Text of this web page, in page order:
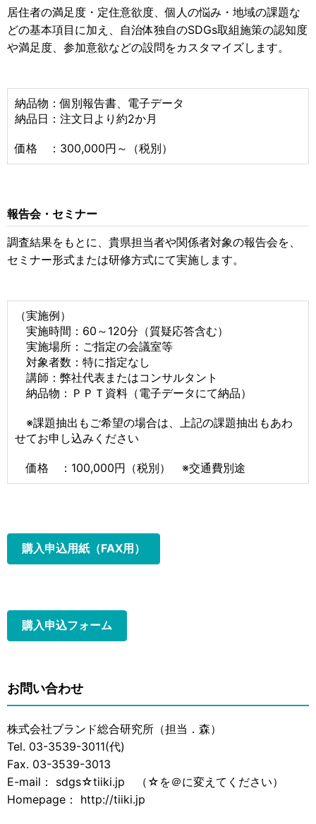
居住者の満足度・定住意欲度、個人の悩み・地域の課題な
どの基本項目に加え、自治体独自のSDGs取組施策の認知度
や満足度、参加意欲などの設問をカスタマイズします。
納品物：個別報告書、電子データ
納品日：注文日より約2か月
価格 ：300,000円～（税別）
報告会・セミナー
調査結果をもとに、貴県担当者や関係者対象の報告会を、
セミナー形式または研修方式にて実施します。
（実施例）
実施時間：60～120分（質疑応答含む）
実施場所：ご指定の会議室等
対象者数：特に指定なし
講師：弊社代表またはコンサルタント
納品物：ＰＰＴ資料（電子データにて納品）
※課題抽出もご希望の場合は、上記の課題抽出もあわ
せてお申し込みください
価格 ：100,000円（税別） ※交通費別途
購入申込用紙（FAX用）
購入申込フォーム
お問い合わせ
株式会社ブランド総合研究所（担当．森）
Tel. 03-3539-3011(代)
Fax. 03-3539-3013
E-mail： sdgs☆tiiki.jp （☆を＠に変えてください）
Homepage： http://tiiki.jp